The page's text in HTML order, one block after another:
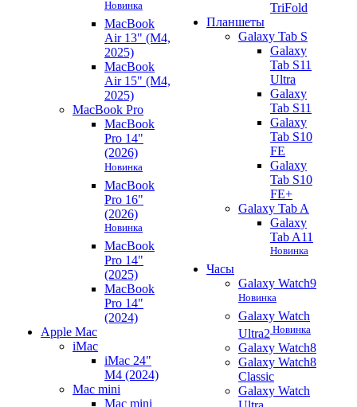
Новинка
MacBook
Air 13" (M4,
2025)
MacBook
Air 15" (M4,
2025)
MacBook Pro
MacBook
Pro 14"
(2026)
Новинка
MacBook
Pro 16"
(2026)
Новинка
MacBook
Pro 14"
(2025)
MacBook
Pro 14"
(2024)
Apple Mac
iMac
iMac 24"
M4 (2024)
Mac mini
Mac mini
TriFold
Планшеты
Galaxy Tab S
Galaxy
Tab S11
Ultra
Galaxy
Tab S11
Galaxy
Tab S10
FE
Galaxy
Tab S10
FE+
Galaxy Tab A
Galaxy
Tab A11
Новинка
Часы
Galaxy Watch9
Новинка
Galaxy Watch
Ultra2 Новинка
Galaxy Watch8
Galaxy Watch8
Classic
Galaxy Watch